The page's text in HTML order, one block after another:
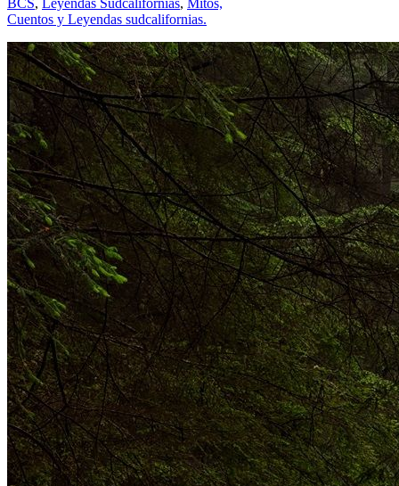
BCS, Leyendas Sudcalifornias, Mitos,
Cuentos y Leyendas sudcalifornias.